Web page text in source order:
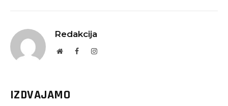
Redakcija
WebsiteFacebookInstagram
IZDVAJAMO